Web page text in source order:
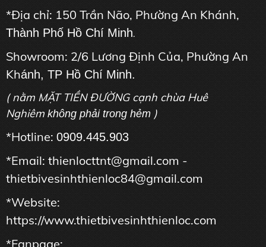
*Địa chỉ: 150 Trần Não, Phường An Khánh,
Thành Phố Hồ Chí Minh.
Showroom: 2/6 Lương Định Của, Phường An
Khánh, TP Hồ Chí Minh.
( nằm MẶT TIỀN ĐƯỜNG cạnh chùa Huê
Nghiêm không phải trong hẻm )
*Hotline: 0909.445.903
*Email: thienlocttnt@gmail.com -
thietbivesinhthienloc84@gmail.com
*Website:
https://www.thietbivesinhthienloc.com
*Fanpage: